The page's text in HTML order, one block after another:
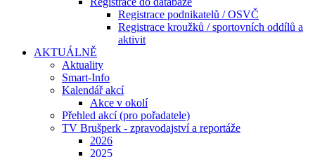
Registrace podnikatelů / OSVČ
Registrace kroužků / sportovních oddílů a
aktivit
AKTUÁLNĚ
Aktuality
Smart-Info
Kalendář akcí
Akce v okolí
Přehled akcí (pro pořadatele)
TV Brušperk - zpravodajství a reportáže
2026
2025